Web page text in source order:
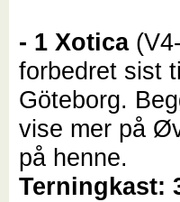
- 1 Xotica
forbedret sist
Göteborg.
vise mer på
på henne.
Terningkast: